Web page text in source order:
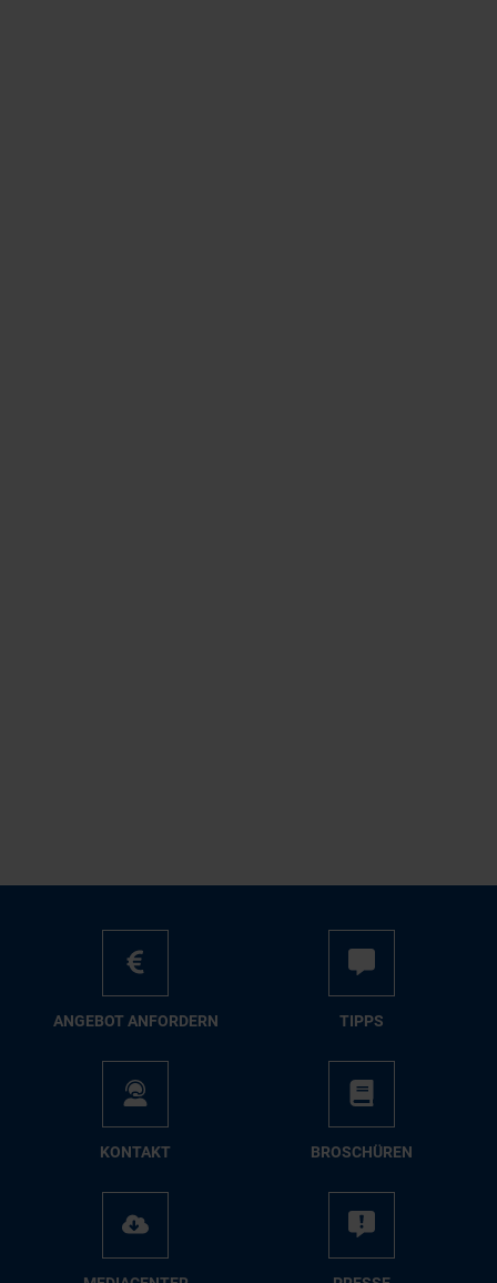
AN­GE­BOT AN­FOR­DERN TIPPS
KON­TAKT BRO­SCHÜ­REN